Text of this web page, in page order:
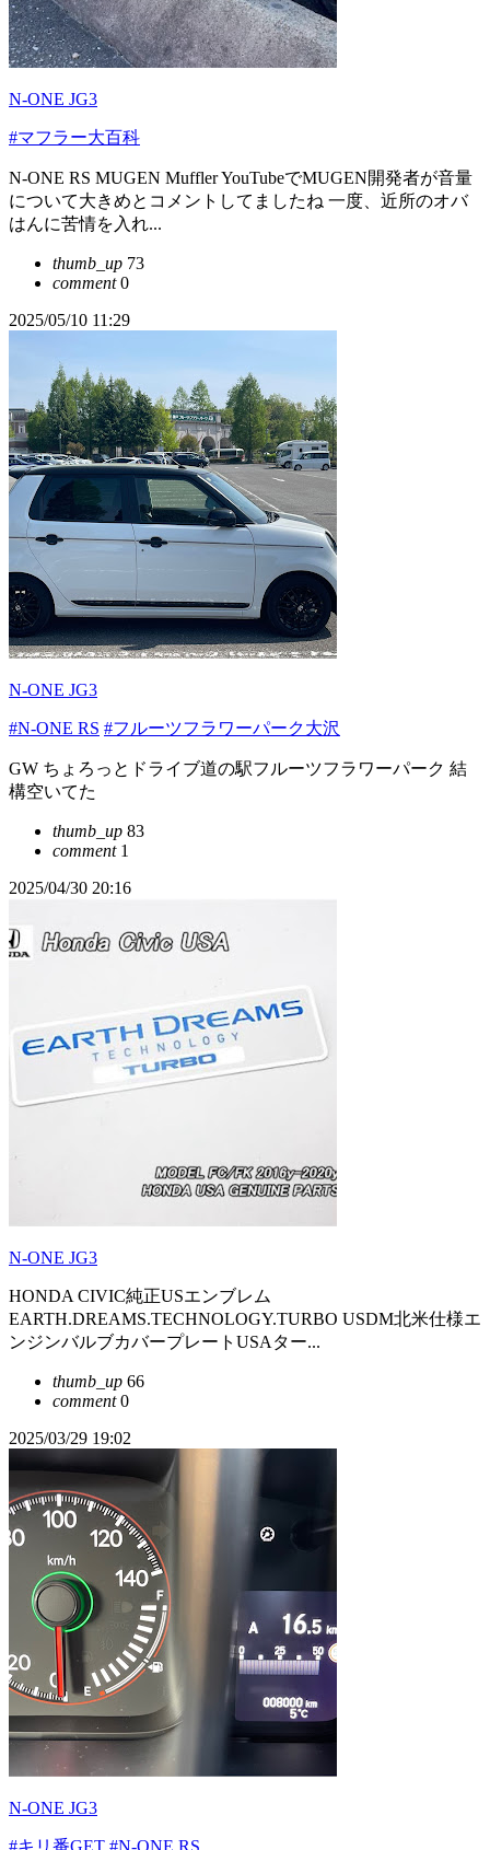
N-ONE JG3
#マフラー大百科
N-ONE RS MUGEN Muffler YouTubeでMUGEN開発者が音量
について大きめとコメントしてましたね 一度、近所のオバ
はんに苦情を入れ...
thumb_up 73
comment0
2025/05/10 11:29
N-ONE JG3
#N-ONE RS #フルーツフラワーパーク大沢
GW ちょろっとドライブ道の駅フルーツフラワーパーク 結
構空いてた
thumb_up 83
comment1
2025/04/30 20:16
N-ONE JG3
HONDA CIVIC純正USエンブレム
EARTH.DREAMS.TECHNOLOGY.TURBO USDM北米仕様エ
ンジンバルブカバープレートUSAター...
thumb_up 66
comment0
2025/03/29 19:02
N-ONE JG3
#キリ番GET #N-ONE RS